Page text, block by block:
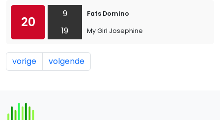
20
9
19
Fats Domino
My Girl Josephine
vorige volgende